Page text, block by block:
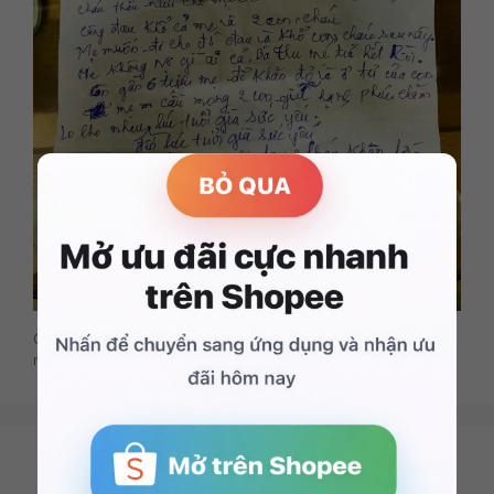
Chúng tôi không khuyến khích trẻ em sử dụng điện thoại quá
nhiều. Nội dung chỉ phù hợp với người đọc từ 16 tuổi trở lên.
Share More +